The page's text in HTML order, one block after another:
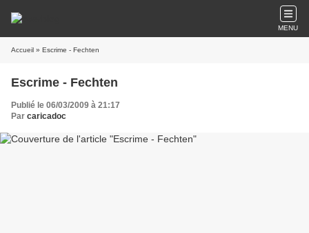
MENU
Accueil » Escrime - Fechten
Escrime - Fechten
Publié le 06/03/2009 à 21:17
Par caricadoc